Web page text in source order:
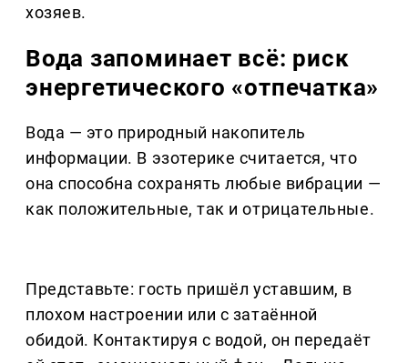
хозяев.
Вода запоминает всё: риск
энергетического «отпечатка»
Вода — это природный накопитель
информации. В эзотерике считается, что
она способна сохранять любые вибрации —
как положительные, так и отрицательные.
Представьте: гость пришёл уставшим, в
плохом настроении или с затаённой
обидой. Контактируя с водой, он передаёт